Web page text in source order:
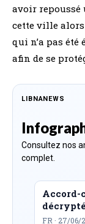
avoir repoussé
cette ville
qui n’a pas été
afin de se
LIBNANEWS
Consultez nos
complet.
Accord-
FR · 27/06/